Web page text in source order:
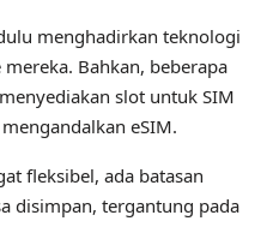
menghadirkan teknologi
Bahkan, beberapa
slot untuk SIM
eSIM.
fleksibel, ada batasan
disimpan, tergantung pada